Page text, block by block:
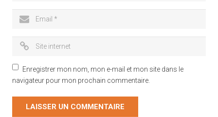
Enregistrer mon nom, mon e-mail et mon site dans le
navigateur pour mon prochain commentaire.